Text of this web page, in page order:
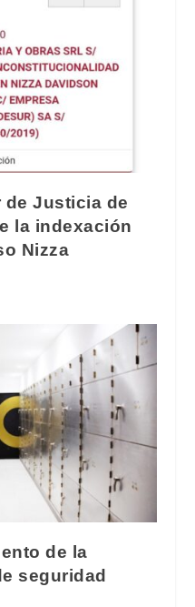
de Justicia de
la indexación
Nizza
de la
seguridad